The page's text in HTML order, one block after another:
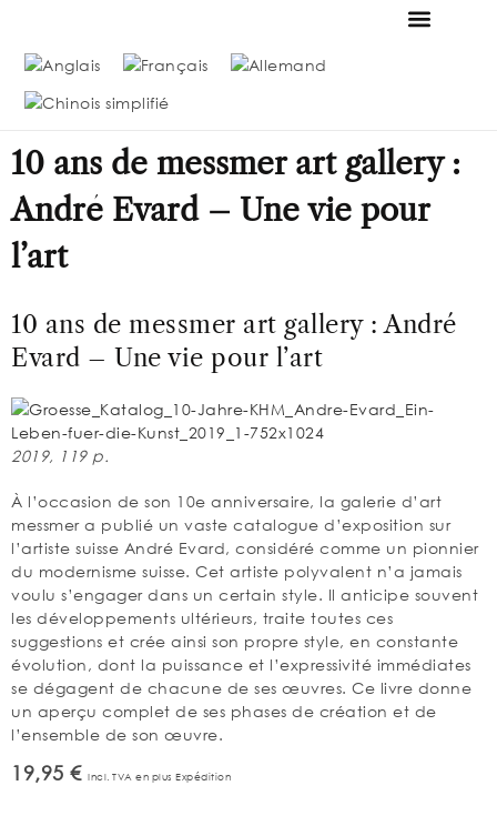
10 ans de messmer art gallery :
André Evard – Une vie pour
l’art
10 ans de messmer art gallery : André
Evard – Une vie pour l’art
2019, 119 p.
À l’occasion de son 10e anniversaire, la galerie d’art
messmer a publié un vaste catalogue d’exposition sur
l’artiste suisse André Evard, considéré comme un pionnier
du modernisme suisse. Cet artiste polyvalent n’a jamais
voulu s’engager dans un certain style. Il anticipe souvent
les développements ultérieurs, traite toutes ces
suggestions et crée ainsi son propre style, en constante
évolution, dont la puissance et l’expressivité immédiates
se dégagent de chacune de ses œuvres. Ce livre donne
un aperçu complet de ses phases de création et de
l’ensemble de son œuvre.
19,95 € Incl. TVA en plus Expédition